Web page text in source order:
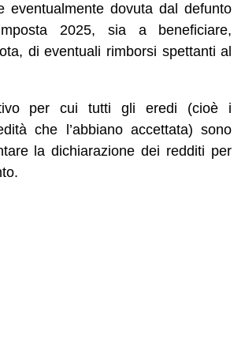
eventualmente dovuta dal defunto
2025, sia a beneficiare,
di eventuali rimborsi spettanti al
per cui tutti gli eredi (cioè i
che l’abbiano accettata) sono
la dichiarazione dei redditi per